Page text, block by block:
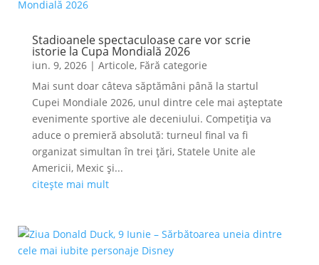
Stadioanele spectaculoase care vor scrie
istorie la Cupa Mondială 2026
iun. 9, 2026| Articole, Fără categorie
Mai sunt doar câteva săptămâni până la startul
Cupei Mondiale 2026, unul dintre cele mai așteptate
evenimente sportive ale deceniului. Competiția va
aduce o premieră absolută: turneul final va fi
organizat simultan în trei țări, Statele Unite ale
Americii, Mexic și...
citește mai mult